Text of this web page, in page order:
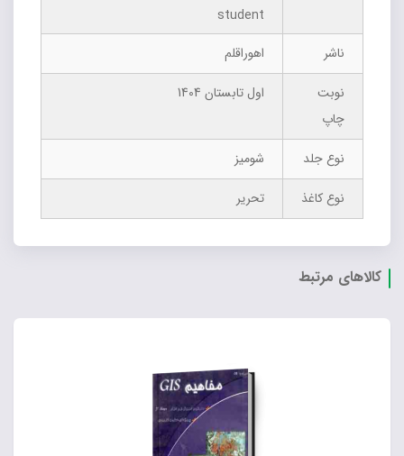
student
ناشر
اهوراقلم
نوبت
چاپ
اول تابستان 1404
نوع جلد
شومیز
نوع کاغذ
تحریر
کالاهای مرتبط